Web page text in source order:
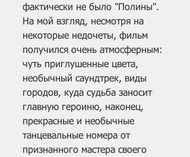
фактически не было "Полины".
На мой взгляд, несмотря на
некоторые недочеты, фильм
получился очень атмосферным:
чуть приглушенные цвета,
необычный саундтрек, виды
городов, куда судьба заносит
главную героиню, наконец,
прекрасные и необычные
танцевальные номера от
признанного мастера своего